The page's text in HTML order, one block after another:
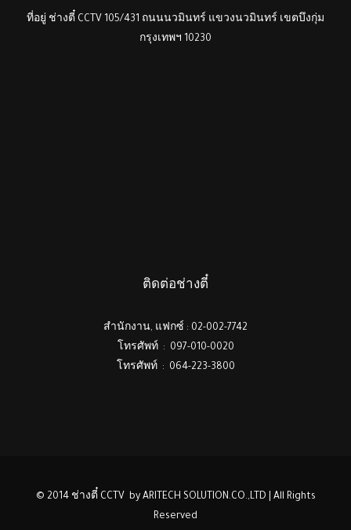
ที่อยู่ ช่างตี๋ CCTV 105/431 ถนนนวมินทร์ แขวงนวมินทร์ เขตบึงกุ่ม
กรุงเทพฯ 10230
ติดต่อช่างตี๋
สำนักงาน, แฟกซ์ : 02-002-7742
โทรศัพท์ : 097-010-0020
โทรศัพท์ : 064-223-3800
© 2014 ช่างตี๋ CCTV by ARITECH SOLUTION.CO.,LTD | All Rights
Reserved